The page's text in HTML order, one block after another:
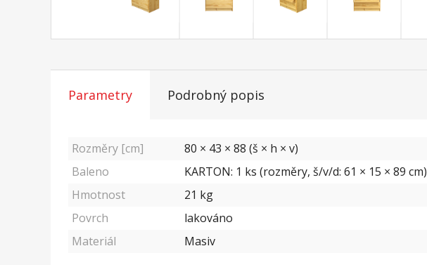
Parametry Podrobný popis
Rozměry [cm]
80 × 43 × 88 (š × h × v)
Baleno
KARTON: 1 ks (rozměry, š/v/d: 61 × 15 × 89 cm)
Hmotnost
21 kg
Povrch
lakováno
Materiál
Masiv